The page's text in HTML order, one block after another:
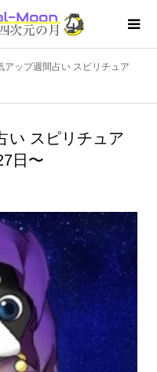
アップ週間占い スピリチュア
い スピリチュア
日〜